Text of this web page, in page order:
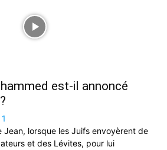
Foi
est-il annoncé
1
Jean, lorsque les Juifs envoyèrent de
et des Lévites, pour lui